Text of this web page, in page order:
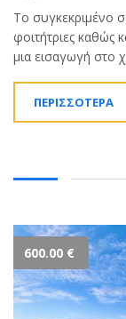
Το συγκεκριμένο
φοιτήτριες καθώς
μια εισαγωγή
ΠΕΡΙΣΣΟΤΕΡΑ
600.00 €